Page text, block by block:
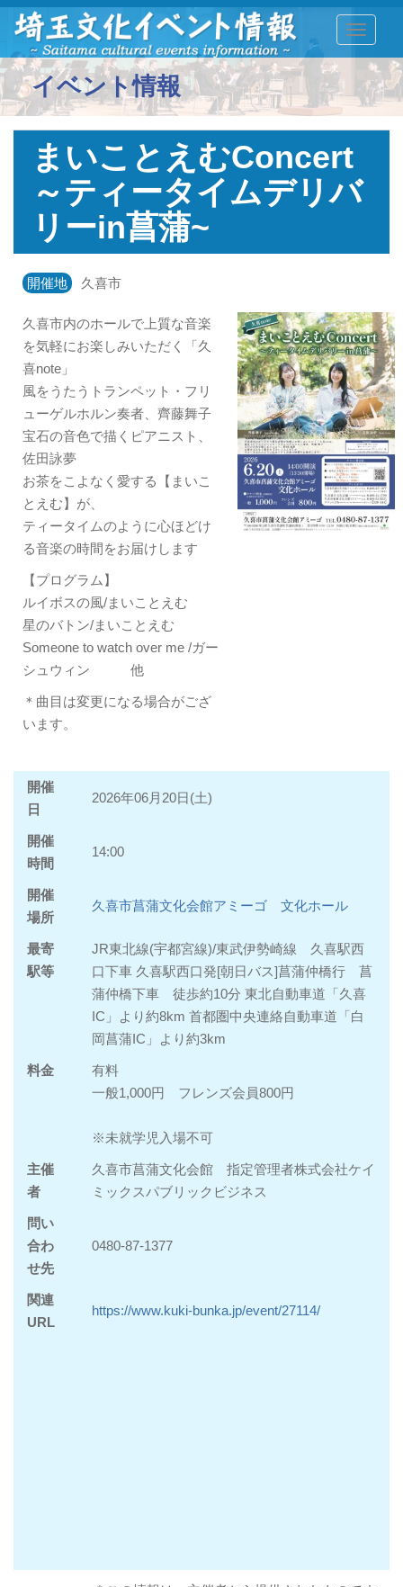
イベント情報
まいことえむConcert
～ティータイムデリバ
リーin菖蒲~
開催地 久喜市
久喜市内のホールで上質な音楽
を気軽にお楽しみいただく「久
喜note」
風をうたうトランペット・フリ
ューゲルホルン奏者、齊藤舞子
宝石の音色で描くピアニスト、
佐田詠夢
お茶をこよなく愛する【まいこ
とえむ】が、
ティータイムのように心ほどけ
る音楽の時間をお届けします
【プログラム】
ルイボスの風/まいことえむ
星のバトン/まいことえむ
Someone to watch over me /ガー
シュウィン 他
＊曲目は変更になる場合がござ
います。
開催
日
2026年06月20日(土)
開催
時間
14:00
開催
場所
久喜市菖蒲文化会館アミーゴ 文化ホール
最寄
駅等
JR東北線(宇都宮線)/東武伊勢崎線 久喜駅西
口下車 久喜駅西口発[朝日バス]菖蒲仲橋行 菖
蒲仲橋下車 徒歩約10分 東北自動車道「久喜
IC」より約8km 首都圏中央連絡自動車道「白
岡菖蒲IC」より約3km
料金
有料
一般1,000円 フレンズ会員800円
※未就学児入場不可
主催
者
久喜市菖蒲文化会館 指定管理者株式会社ケイ
ミックスパブリックビジネス
問い
合わ
せ先
0480-87-1377
関連
URL
https://www.kuki-bunka.jp/event/27114/